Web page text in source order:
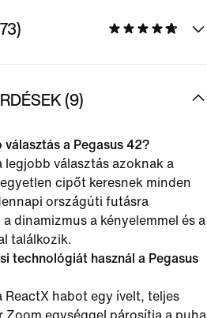
(9)
választás a Pegasus 42?
legjobb választás azoknak a
cipőt keresnek minden
országúti futásra
dinamizmus a kényelemmel és a
találkozik.
technológiát használ a Pegasus
ReactX habot egy ívelt, teljes
Zoom egységgel párosítja a puha